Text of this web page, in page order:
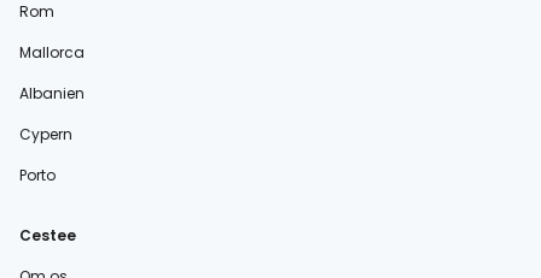
Rom
Mallorca
Albanien
Cypern
Porto
Cestee